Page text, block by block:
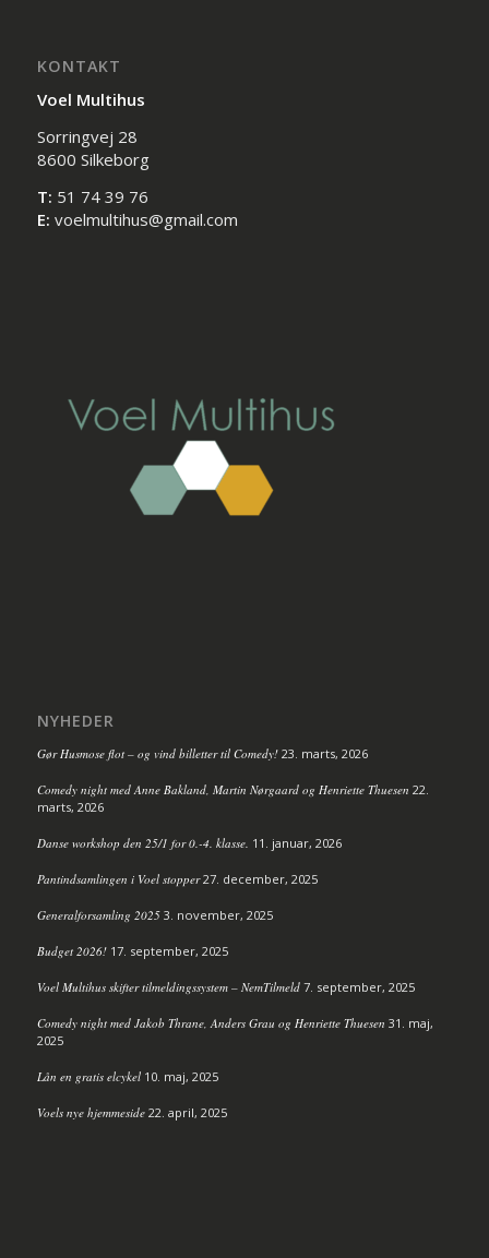
KONTAKT
Voel Multihus
Sorringvej 28
8600 Silkeborg
T: 51 74 39 76
E: voelmultihus@gmail.com
NYHEDER
Gør Husmose flot – og vind billetter til Comedy! 23. marts, 2026
Comedy night med Anne Bakland, Martin Nørgaard og Henriette Thuesen 22.
marts, 2026
Danse workshop den 25/1 for 0.-4. klasse. 11. januar, 2026
Pantindsamlingen i Voel stopper 27. december, 2025
Generalforsamling 2025 3. november, 2025
Budget 2026! 17. september, 2025
Voel Multihus skifter tilmeldingssystem – NemTilmeld 7. september, 2025
Comedy night med Jakob Thrane, Anders Grau og Henriette Thuesen 31. maj,
2025
Lån en gratis elcykel 10. maj, 2025
Voels nye hjemmeside 22. april, 2025